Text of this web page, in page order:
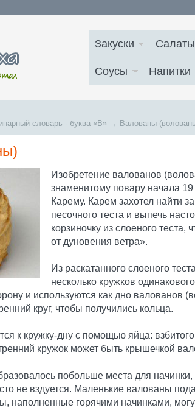
Закуски Салаты
Соусы Напитки
словарь - буква «В» → Валованы
Изобретение валованов
знаменитому повару начала
Карему. Карем захотел найти
песочного теста и выпечь
корзиночку из слоеного теста,
от дуновения ветра».
Из раскатанного слоеного
несколько кружков
и используются как дно валованов
круг, чтобы получились кольца.
к кружку-дну с помощью яйца:
кружок может быть крышечкой
побольше места для
не вздуется. Маленькие валованы
наполненные горячими начинками,